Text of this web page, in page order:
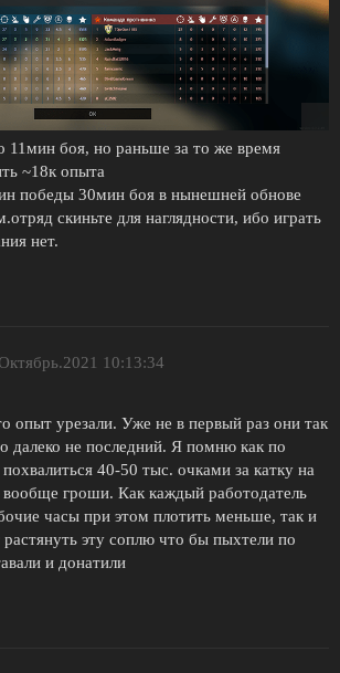
11мин боя, но раньше за то же время
~18к опыта
победы 30мин боя в нынешней обнове
скиньте для наглядности, ибо играть
нет.
10:13:34
опыт урезали. Уже не в первый раз они так
далеко не последний. Я помню как по
40-50 тыс. очками за катку на
гроши. Как каждый работодатель
часы при этом плотить меньше, так и
растянуть эту соплю что бы пыхтели по
и донатили